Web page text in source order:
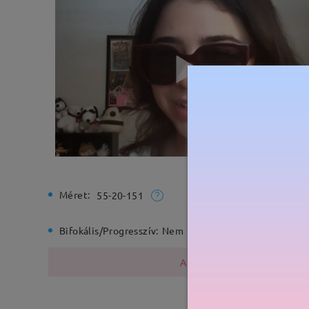
Méret: 55-20-151
Bifokális/Progresszív: Nem
A fémszerkezet nikkelt